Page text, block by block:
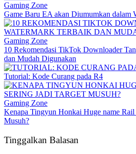
Gaming Zone
Game Baru EA akan Diumumkan dalam
Gaming Zone
10 Rekomendasi TikTok Downloader
dan Mudah Digunakan
Tutorial: Kode Curang pada R4
Gaming Zone
Kenapa Tingyun Honkai Huge name Rail
Musuh?
Tinggalkan Balasan